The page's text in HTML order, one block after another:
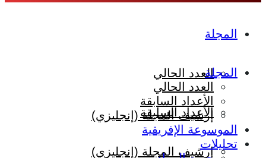
المجلة
العدد الحالي
الأعداد السابقة
إرشيف المجلة (إنجليزي)
المجلة
العدد الحالي
الأعداد السابقة
إرشيف المجلة (إنجليزي)
الموسوعة الإفريقية
تحليلات